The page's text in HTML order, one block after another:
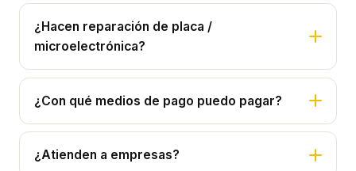
¿Hacen reparación de placa /
microelectrónica?
¿Con qué medios de pago puedo pagar?
¿Atienden a empresas?